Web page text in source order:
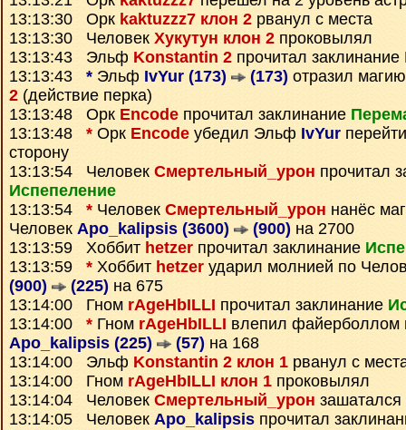
13:13:30 Орк kaktuzzz7 клон 2 рванул с места
13:13:30 Человек Хукутун клон 2 проковылял
13:13:43 Эльф Konstantin 2 прочитал заклинание
13:13:43 * Эльф IvYur (173) (173) отразил
2 (действие перка)
13:13:48 Орк Encode прочитал заклинание
13:13:48 * Орк Encode убедил Эльф IvYur
сторону
13:13:54 Человек Смертельный_урон прочитал
Испепеление
13:13:54 * Человек Смертельный_урон нанёс
Человек Apo_kalipsis (3600) (900) на 2700
13:13:59 Хоббит hetzer прочитал заклинание
13:13:59 * Хоббит hetzer ударил молнией по
(900)
(225) на 675
13:14:00 Гном rAgeHbILLI прочитал заклинание
13:14:00 * Гном rAgeHbILLI влепил файерболлом
Apo_kalipsis (225)
(57) на 168
13:14:00 Эльф Konstantin 2 клон 1 рванул с
13:14:00 Гном rAgeHbILLI клон 1 проковылял
13:14:04 Человек Смертельный_урон
13:14:05 Человек Apo_kalipsis прочитал